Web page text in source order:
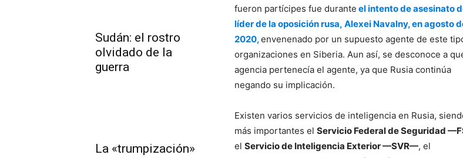
Sudán: el rostro
olvidado de la
guerra
La «trumpización»
fueron partícipes fue durante el intento de asesinato
líder de la oposición rusa, Alexei Navalny, en agosto
2020,envenenado por un supuesto agente de este
organizaciones en Siberia. Aun así, se desconoce a
agencia pertenecía el agente, ya que Rusia continúa
negando su implicación.
Existen varios servicios de inteligencia en Rusia,
más importantes elServicio Federal de Seguridad
elServicio de Inteligencia Exterior —SVR—, el